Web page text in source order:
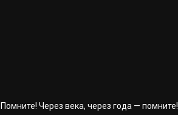
Помните! Через века, через года — помните!